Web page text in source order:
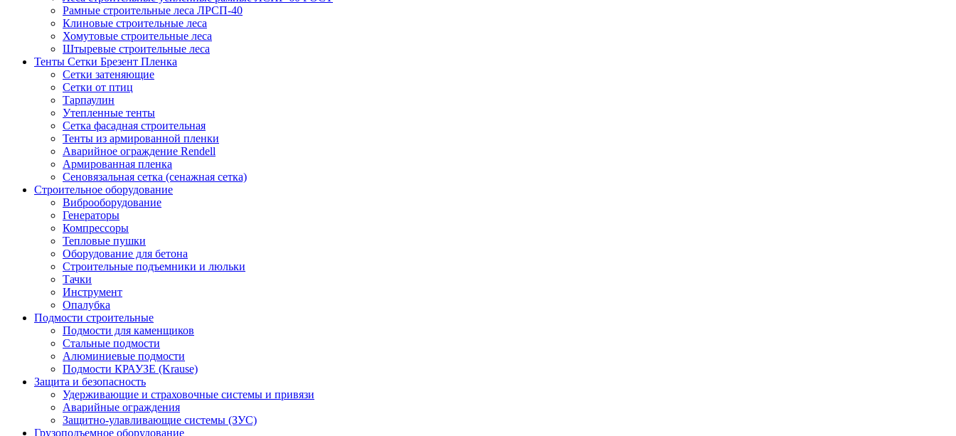
Рамные строительные леса ЛРСП-40
Клиновые строительные леса
Хомутовые строительные леса
Штыревые строительные леса
Тенты Сетки Брезент Пленка
Сетки затеняющие
Сетки от птиц
Тарпаулин
Утепленные тенты
Сетка фасадная строительная
Тенты из армированной пленки
Аварийное ограждение Rendell
Армированная пленка
Сеновязальная сетка (сенажная сетка)
Строительное оборудование
Виброоборудование
Генераторы
Компрессоры
Тепловые пушки
Оборудование для бетона
Строительные подъемники и люльки
Тачки
Инструмент
Опалубка
Подмости строительные
Подмости для каменщиков
Стальные подмости
Алюминиевые подмости
Подмости КРАУЗЕ (Krause)
Защита и безопасность
Удерживающие и страховочные системы и привязи
Аварийные ограждения
Защитно-улавливающие системы (ЗУС)
Грузоподъемное оборудование